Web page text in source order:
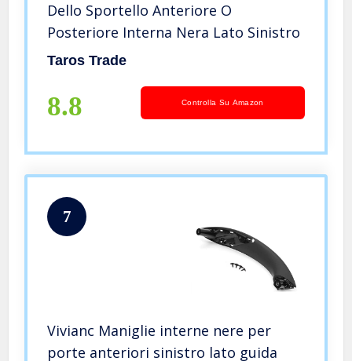
Dello Sportello Anteriore O
Posteriore Interna Nera Lato Sinistro
Taros Trade
8.8 Controlla Su Amazon
7
Vivianc Maniglie interne nere per
porte anteriori sinistro lato guida